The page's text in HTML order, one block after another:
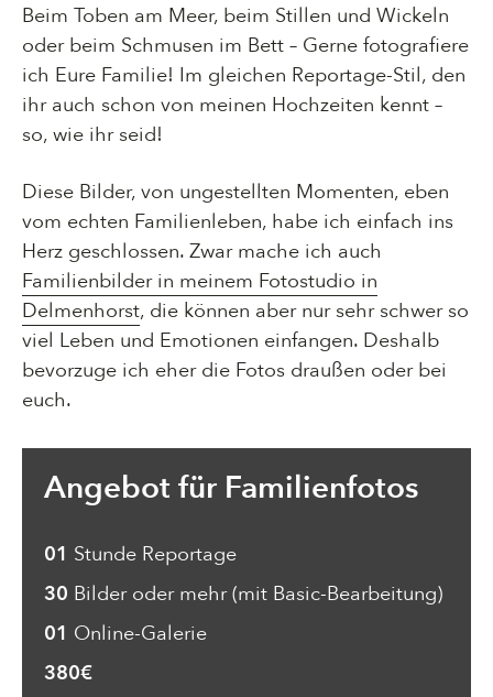
Beim Toben am Meer, beim Stillen und Wickeln
oder beim Schmusen im Bett – Gerne fotografiere
ich Eure Familie! Im gleichen Reportage-Stil, den
ihr auch schon von meinen Hochzeiten kennt –
so, wie ihr seid!
Diese Bilder, von ungestellten Momenten, eben
vom echten Familienleben, habe ich einfach ins
Herz geschlossen. Zwar mache ich auch
Familienbilder in meinem Fotostudio in
Delmenhorst, die können aber nur sehr schwer so
viel Leben und Emotionen einfangen. Deshalb
bevorzuge ich eher die Fotos draußen oder bei
euch.
Angebot für Familienfotos
01 Stunde Reportage
30 Bilder oder mehr (mit Basic-Bearbeitung)
01 Online-Galerie
380€